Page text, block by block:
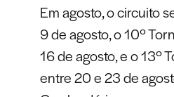
Em agosto, o circuito
9 de agosto, o 10º
16 de agosto, e o 13º
entre 20 e 23 de